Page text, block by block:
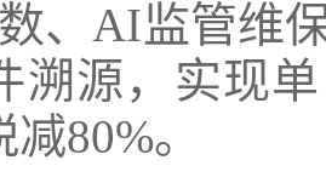
、AI监管维
源， 实现
80%。